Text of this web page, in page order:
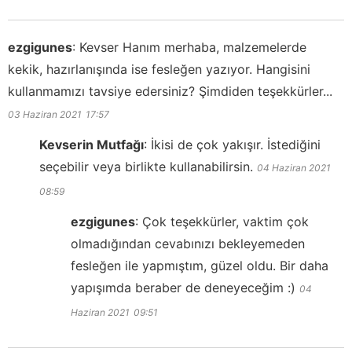
ezgigunes: Kevser Hanım merhaba, malzemelerde
kekik, hazırlanışında ise fesleğen yazıyor. Hangisini
kullanmamızı tavsiye edersiniz? Şimdiden teşekkürler...
03 Haziran 2021 17:57
Kevserin Mutfağı: İkisi de çok yakışır. İstediğini
seçebilir veya birlikte kullanabilirsin. 04 Haziran 2021
08:59
ezgigunes: Çok teşekkürler, vaktim çok
olmadığından cevabınızı bekleyemeden
fesleğen ile yapmıştım, güzel oldu. Bir daha
yapışımda beraber de deneyeceğim :) 04
Haziran 2021 09:51